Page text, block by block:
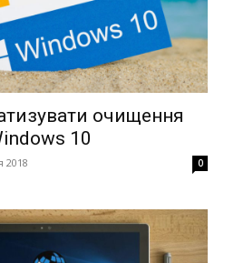
очищення
10
2018 0